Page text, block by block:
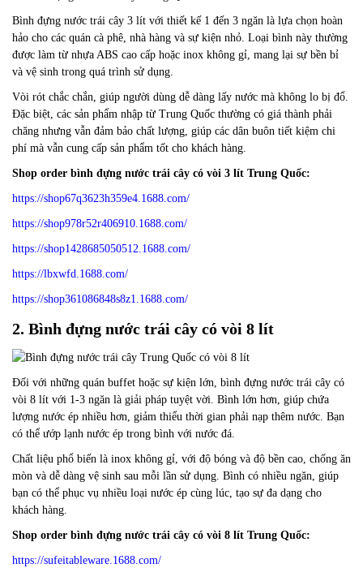
Bình đựng nước trái cây 3 lít với thiết kế 1 đến 3 ngăn là lựa chọn hoàn
hảo cho các quán cà phê, nhà hàng và sự kiện nhỏ. Loại bình này thường
được làm từ nhựa ABS cao cấp hoặc inox không gỉ, mang lại sự bền bỉ
và vệ sinh trong quá trình sử dụng.
Vòi rót chắc chắn, giúp người dùng dễ dàng lấy nước mà không lo bị đổ.
Đặc biệt, các sản phẩm nhập từ Trung Quốc thường có giá thành phải
chăng nhưng vẫn đảm bảo chất lượng, giúp các dân buôn tiết kiệm chi
phí mà vẫn cung cấp sản phẩm tốt cho khách hàng.
Shop order bình đựng nước trái cây có vòi 3 lít Trung Quốc:
https://shop67q3623h359e4.1688.com/
https://shop978r52r406910.1688.com/
https://shop1428685050512.1688.com/
https://lbxwfd.1688.com/
https://shop361086848s8z1.1688.com/
2. Bình đựng nước trái cây có vòi 8 lít
Đối với những quán buffet hoặc sự kiện lớn, bình đựng nước trái cây có
vòi 8 lít với 1-3 ngăn là giải pháp tuyệt vời. Bình lớn hơn, giúp chứa
lượng nước ép nhiều hơn, giảm thiểu thời gian phải nạp thêm nước. Bạn
có thể ướp lạnh nước ép trong bình với nước đá.
Chất liệu phổ biến là inox không gỉ, với độ bóng và độ bền cao, chống ăn
mòn và dễ dàng vệ sinh sau mỗi lần sử dụng. Bình có nhiều ngăn, giúp
bạn có thể phục vụ nhiều loại nước ép cùng lúc, tạo sự đa dạng cho
khách hàng.
Shop order bình đựng nước trái cây có vòi 8 lít Trung Quốc:
https://sufeitableware.1688.com/